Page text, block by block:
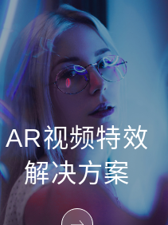
AR视频特效
解决方案